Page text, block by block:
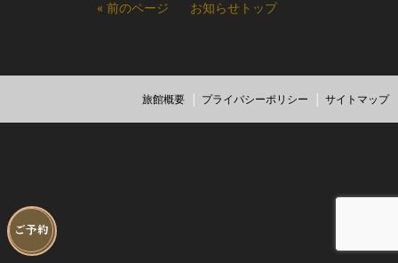
ご予約
« 前のページ お知らせトップ
旅館概要 プライバシーポリシー サイトマップ